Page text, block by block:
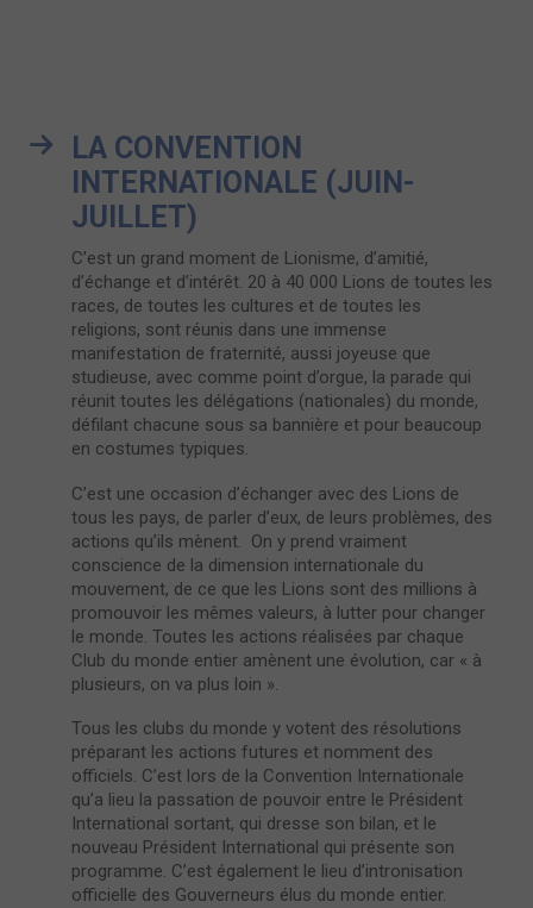
LA CONVENTION
INTERNATIONALE (JUIN-
JUILLET)
C’est un grand moment de Lionisme, d’amitié,
d’échange et d’intérêt. 20 à 40 000 Lions de toutes les
races, de toutes les cultures et de toutes les
religions, sont réunis dans une immense
manifestation de fraternité, aussi joyeuse que
studieuse, avec comme point d’orgue, la parade qui
réunit toutes les délégations (nationales) du monde,
défilant chacune sous sa bannière et pour beaucoup
en costumes typiques.
C’est une occasion d’échanger avec des Lions de
tous les pays, de parler d’eux, de leurs problèmes, des
actions qu’ils mènent. On y prend vraiment
conscience de la dimension internationale du
mouvement, de ce que les Lions sont des millions à
promouvoir les mêmes valeurs, à lutter pour changer
le monde. Toutes les actions réalisées par chaque
Club du monde entier amènent une évolution, car « à
plusieurs, on va plus loin ».
Tous les clubs du monde y votent des résolutions
préparant les actions futures et nomment des
officiels. C’est lors de la Convention Internationale
qu’a lieu la passation de pouvoir entre le Président
International sortant, qui dresse son bilan, et le
nouveau Président International qui présente son
programme. C’est également le lieu d’intronisation
officielle des Gouverneurs élus du monde entier.